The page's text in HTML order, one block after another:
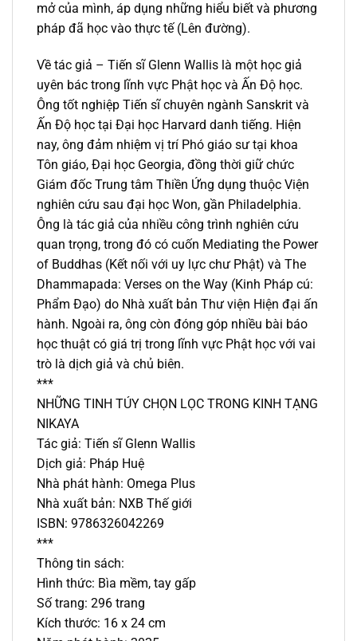
mở của mình, áp dụng những hiểu biết và phương
pháp đã học vào thực tế (Lên đường).
Về tác giả – Tiến sĩ Glenn Wallis là một học giả
uyên bác trong lĩnh vực Phật học và Ấn Độ học.
Ông tốt nghiệp Tiến sĩ chuyên ngành Sanskrit và
Ấn Độ học tại Đại học Harvard danh tiếng. Hiện
nay, ông đảm nhiệm vị trí Phó giáo sư tại khoa
Tôn giáo, Đại học Georgia, đồng thời giữ chức
Giám đốc Trung tâm Thiền Ứng dụng thuộc Viện
nghiên cứu sau đại học Won, gần Philadelphia.
Ông là tác giả của nhiều công trình nghiên cứu
quan trọng, trong đó có cuốn Mediating the Power
of Buddhas (Kết nối với uy lực chư Phật) và The
Dhammapada: Verses on the Way (Kinh Pháp cú:
Phẩm Đạo) do Nhà xuất bản Thư viện Hiện đại ấn
hành. Ngoài ra, ông còn đóng góp nhiều bài báo
học thuật có giá trị trong lĩnh vực Phật học với vai
trò là dịch giả và chủ biên.
***
NHỮNG TINH TÚY CHỌN LỌC TRONG KINH TẠNG
NIKAYA
Tác giả: Tiến sĩ Glenn Wallis
Dịch giả: Pháp Huệ
Nhà phát hành: Omega Plus
Nhà xuất bản: NXB Thế giới
ISBN: 9786326042269
***
Thông tin sách:
Hình thức: Bìa mềm, tay gấp
Số trang: 296 trang
Kích thước: 16 x 24 cm